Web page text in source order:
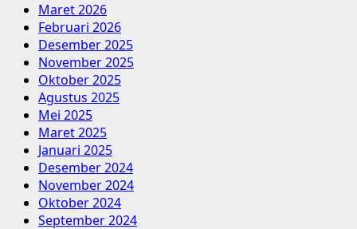
Maret 2026
Februari 2026
Desember 2025
November 2025
Oktober 2025
Agustus 2025
Mei 2025
Maret 2025
Januari 2025
Desember 2024
November 2024
Oktober 2024
September 2024